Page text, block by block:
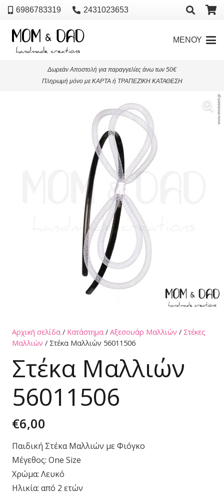
6986783319 2431023653
ΜΕΝΟΥ
Δωρεάν Αποστολή για παραγγελίες άνω των 50€
Πληρωμή μόνο με ΚΑΡΤΑ ή ΤΡΑΠΕΖΙΚΗ ΚΑΤΑΘΕΣΗ
Αρχική σελίδα / Κατάστημα / Αξεσουάρ Μαλλιών / Στέκες
Μαλλιών / Στέκα Μαλλιών 56011506
Στέκα Μαλλιών
56011506
€6,00
Παιδική Στέκα Μαλλιών με Φιόγκο
Μέγεθος: One Size
Χρώμα: Λευκό
Ηλικία: από 2 ετών